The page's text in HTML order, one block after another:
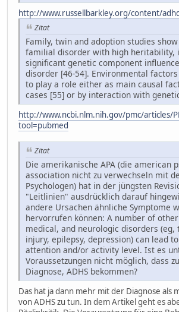
http://www.russellbarkley.org/content/
Zitat
Family, twin and adoption studies
familial disorder with high heritability,
significant genetic component
disorder [46-54]. Environmental
to play a role either as main causal
cases [55] or by interaction with
http://www.ncbi.nlm.nih.gov/pmc/articles/
tool=pubmed
Zitat
Die amerikanische APA (die american
association nicht zu verwechseln mit
Psychologen) hat in der jüngsten
"Leitlinien" ausdrücklich darauf
andere Ursachen ähnliche Symptome
hervorrufen können: A number of
medical, and neurologic disorders
injury, epilepsy, depression) can lead
attention and/or activity level. Ist es
Voraussetzungen nicht möglich, dass
Diagnose, ADHS bekommen?
Das hat ja dann mehr mit der Diagnose als
von ADHS zu tun. In dem Artikel geht es